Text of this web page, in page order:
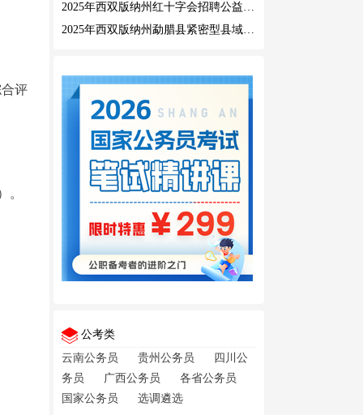
评
。
2025年西双版纳州红十字会招聘公益性岗位人员公告
2025年西双版纳州勐腊县紧密型县域医共体招聘编外人员公告
公考类
云南公务员
贵州公务员
四川公
务员
广西公务员
各省公务员
国家公务员
选调遴选